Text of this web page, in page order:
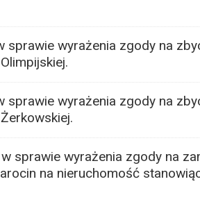
sprawie wyrażenia zgody na
sprawie wyrażenia zgody na
sprawie wyrażenia zgody na
na nieruchomość